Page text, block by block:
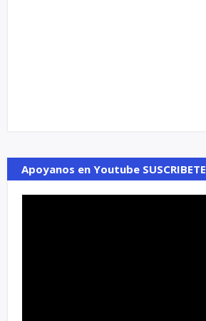
Apoyanos en Youtube SUSCRIBETE